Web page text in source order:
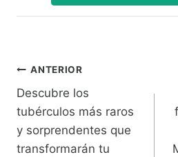
Navegación
de
entradas
ANTERIOR
Descubre los
tubérculos más raros
y sorprendentes que
transformarán tu